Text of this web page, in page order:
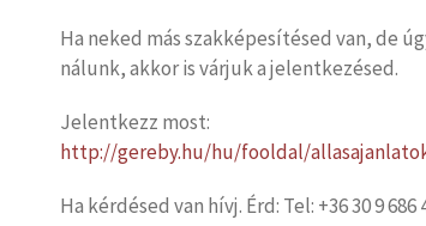
Ha neked más szakképesítésed van, de
nálunk, akkor is várjuk a jelentkezésed.
Jelentkezz most:
http://gereby.hu/hu/fooldal/
Ha kérdésed van hívj. Érd: Tel: +36 30 9 686